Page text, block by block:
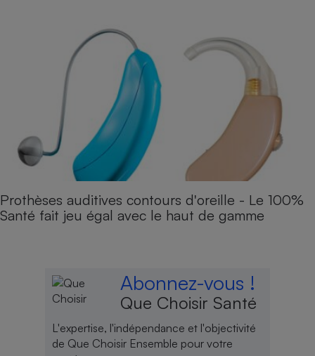
Prothèses auditives contours d'oreille - Le 100%
Santé fait jeu égal avec le haut de gamme
Abonnez-vous !
Que Choisir Santé
L'expertise, l'indépendance et l'objectivité
de Que Choisir Ensemble pour votre